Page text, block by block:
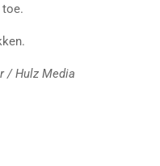
toe.
/ Hulz Media